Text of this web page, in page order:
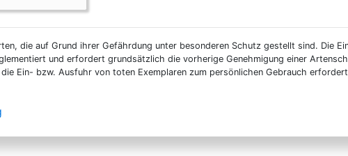
die auf Grund ihrer Gefährdung unter besonderen Schutz gestellt sind. Die
und erfordert grundsätzlich die vorherige Genehmigung einer
Ein- bzw. Ausfuhr von toten Exemplaren zum persönlichen Gebrauch